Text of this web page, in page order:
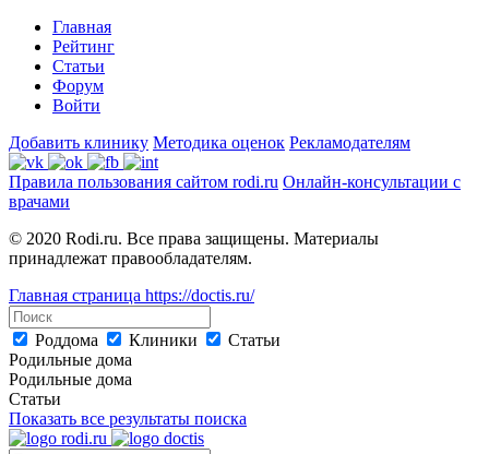
Главная
Рейтинг
Статьи
Форум
Войти
Добавить клинику Методика оценок Рекламодателям
Правила пользования сайтом rodi.ru Онлайн-консультации с
врачами
© 2020 Rodi.ru. Все права защищены. Материалы
принадлежат правообладателям.
Главная страница https://doctis.ru/
Роддома Клиники
Статьи
Родильные дома
Родильные дома
Статьи
Показать все результаты поиска